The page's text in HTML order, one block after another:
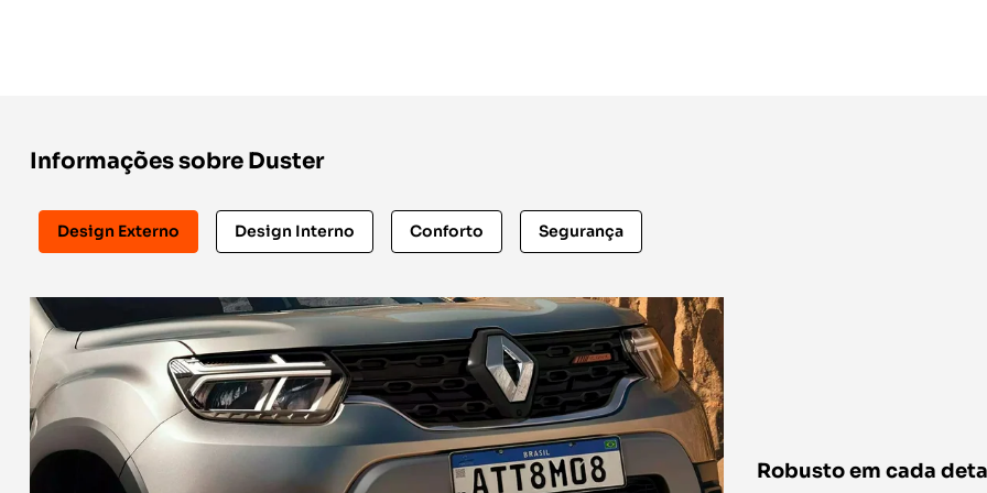
Informações sobre Duster
Design Externo Design Interno Conforto Segurança
Robusto em cada